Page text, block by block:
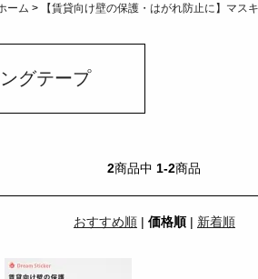
ーム > 【賃貸向け壁の保護・はがれ防止に】マス
グテープ
2商品中 1-2商品
おすすめ順 | 価格順| 新着順